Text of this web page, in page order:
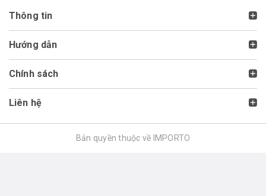
Thông tin
Hướng dẫn
Chính sách
Liên hệ
Bản quyền thuộc về IMPORTO